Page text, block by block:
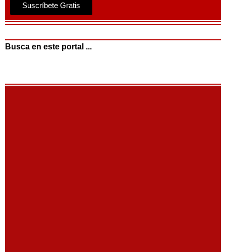
Suscríbete Gratis
Busca en este portal ...